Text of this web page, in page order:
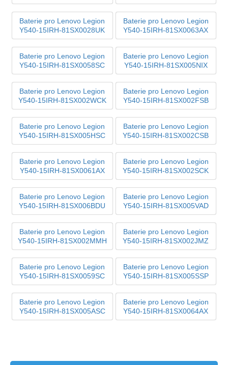
Baterie pro Lenovo Legion
Y540-15IRH-81SX0028UK
Baterie pro Lenovo Legion
Y540-15IRH-81SX0063AX
Baterie pro Lenovo Legion
Y540-15IRH-81SX0058SC
Baterie pro Lenovo Legion
Y540-15IRH-81SX005NIX
Baterie pro Lenovo Legion
Y540-15IRH-81SX002WCK
Baterie pro Lenovo Legion
Y540-15IRH-81SX002FSB
Baterie pro Lenovo Legion
Y540-15IRH-81SX005HSC
Baterie pro Lenovo Legion
Y540-15IRH-81SX002CSB
Baterie pro Lenovo Legion
Y540-15IRH-81SX0061AX
Baterie pro Lenovo Legion
Y540-15IRH-81SX002SCK
Baterie pro Lenovo Legion
Y540-15IRH-81SX006BDU
Baterie pro Lenovo Legion
Y540-15IRH-81SX005VAD
Baterie pro Lenovo Legion
Y540-15IRH-81SX002MMH
Baterie pro Lenovo Legion
Y540-15IRH-81SX002JMZ
Baterie pro Lenovo Legion
Y540-15IRH-81SX0059SC
Baterie pro Lenovo Legion
Y540-15IRH-81SX005SSP
Baterie pro Lenovo Legion
Y540-15IRH-81SX005ASC
Baterie pro Lenovo Legion
Y540-15IRH-81SX0064AX